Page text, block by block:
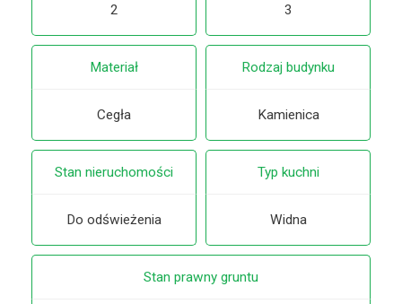
2 3
Materiał
Cegła
Rodzaj budynku
Kamienica
Stan nieruchomości
Do odświeżenia
Typ kuchni
Widna
Stan prawny gruntu